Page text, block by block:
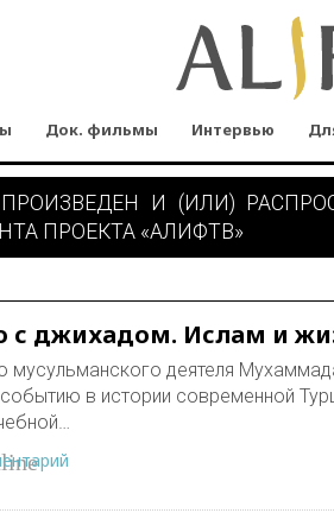
Док. фильмы Интервью
И (ИЛИ)
ПРОЕКТА «АЛИФТВ»
с джихадом. Ислам и
мусульманского деятеля
в истории современной